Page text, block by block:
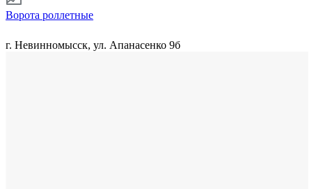
Ворота роллетные
г. Невинномысск, ул. Апанасенко 9б